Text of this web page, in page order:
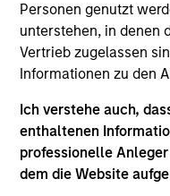
Personen genutzt
unterstehen, in denen
Vertrieb zugelassen
Informationen zu den
Ich verstehe auch,
enthaltenen
professionelle
dem die Website
winning digital
for institutional clients.
Columbia Business
from Lafayette
May not represent all